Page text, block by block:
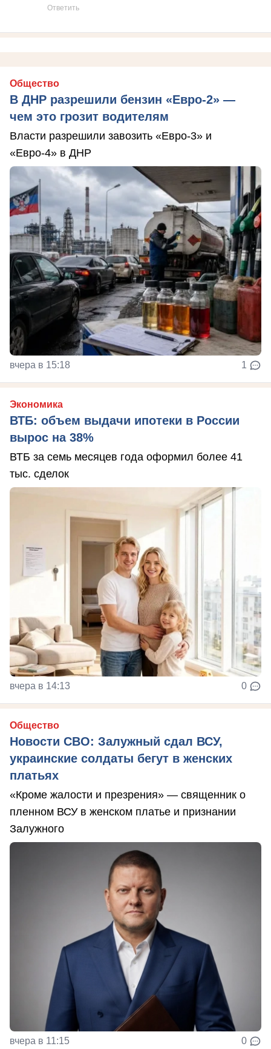
Ответить
Общество
В ДНР разрешили бензин «Евро-2» —
чем это грозит водителям
Власти разрешили завозить «Евро-3» и
«Евро-4» в ДНР
вчера в 15:18 1
Экономика
ВТБ: объем выдачи ипотеки в России
вырос на 38%
ВТБ за семь месяцев года оформил более 41
тыс. сделок
вчера в 14:13 0
Общество
Новости СВО: Залужный сдал ВСУ,
украинские солдаты бегут в женских
платьях
«Кроме жалости и презрения» — священник о
пленном ВСУ в женском платье и признании
Залужного
вчера в 11:15 0